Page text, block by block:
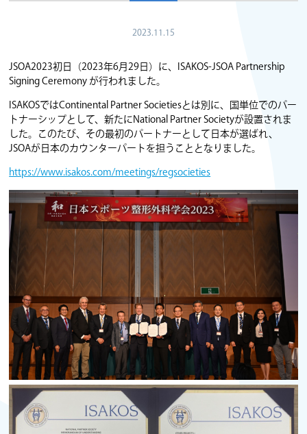
2023.11.15
JSOA2023初日（2023年6月29日）に、ISAKOS-JSOA Partnership
Signing Ceremony が行われました。
ISAKOSではContinental Partner Societiesとは別に、国単位でのパー
トナーシップとして、新たにNational Partner Societyが設置されま
した。このたび、その最初のパートナーとして日本が選ばれ、
JSOAが日本のカウンターパートを担うこととなりました。
https://www.isakos.com/meetings/regsocieties